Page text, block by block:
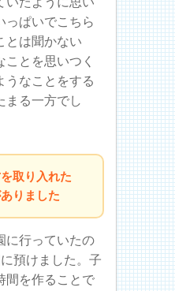
っぱいでこちら
とは聞かない
ことを思いつく
うなことをする
まる一方でし
取り入れた
りました
に行っていたの
預けました。子
間を作ることで